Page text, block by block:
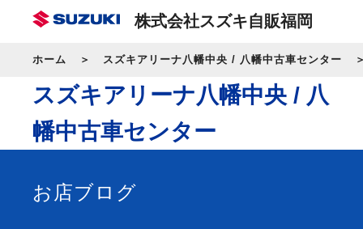
株式会社スズキ自販福岡
ホーム スズキアリーナ八幡中央 / 八幡中古車センター
スズキアリーナ八幡中央 / 八
幡中古車センター
お店ブログ